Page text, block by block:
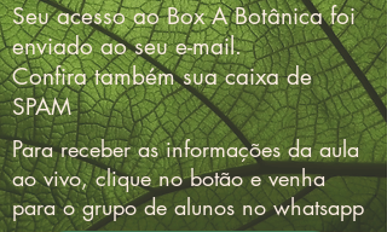
Seu acesso ao Box A Botânica foi
enviado ao seu e-mail.
Confira também sua caixa de
SPAM
Para receber as informações da aula
ao vivo, clique no botão e venha
para o grupo de alunos no whatsapp